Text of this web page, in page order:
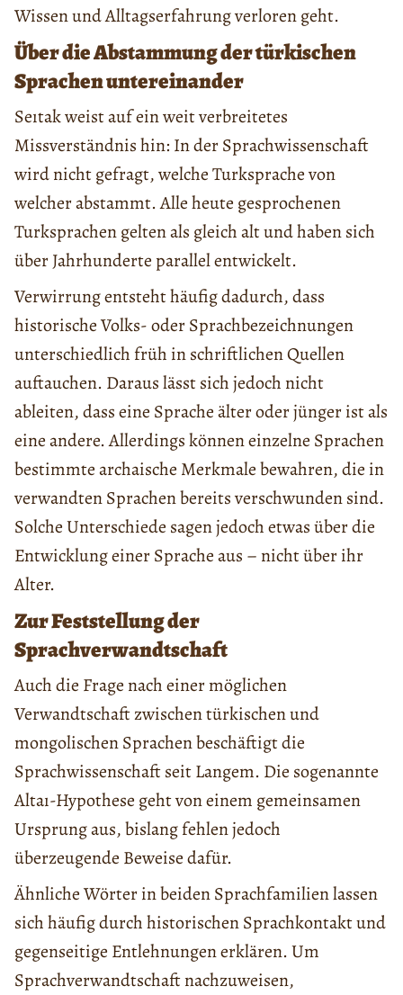
Wissen und Alltagserfahrung verloren geht.
Über die Abstammung der türkischen
Sprachen untereinander
Seıtak weist auf ein weit verbreitetes
Missverständnis hin: In der Sprachwissenschaft
wird nicht gefragt, welche Turksprache von
welcher abstammt. Alle heute gesprochenen
Turksprachen gelten als gleich alt und haben sich
über Jahrhunderte parallel entwickelt.
Verwirrung entsteht häufig dadurch, dass
historische Volks- oder Sprachbezeichnungen
unterschiedlich früh in schriftlichen Quellen
auftauchen. Daraus lässt sich jedoch nicht
ableiten, dass eine Sprache älter oder jünger ist als
eine andere. Allerdings können einzelne Sprachen
bestimmte archaische Merkmale bewahren, die in
verwandten Sprachen bereits verschwunden sind.
Solche Unterschiede sagen jedoch etwas über die
Entwicklung einer Sprache aus – nicht über ihr
Alter.
Zur Feststellung der
Sprachverwandtschaft
Auch die Frage nach einer möglichen
Verwandtschaft zwischen türkischen und
mongolischen Sprachen beschäftigt die
Sprachwissenschaft seit Langem. Die sogenannte
Altaı-Hypothese geht von einem gemeinsamen
Ursprung aus, bislang fehlen jedoch
überzeugende Beweise dafür.
Ähnliche Wörter in beiden Sprachfamilien lassen
sich häufig durch historischen Sprachkontakt und
gegenseitige Entlehnungen erklären. Um
Sprachverwandtschaft nachzuweisen,